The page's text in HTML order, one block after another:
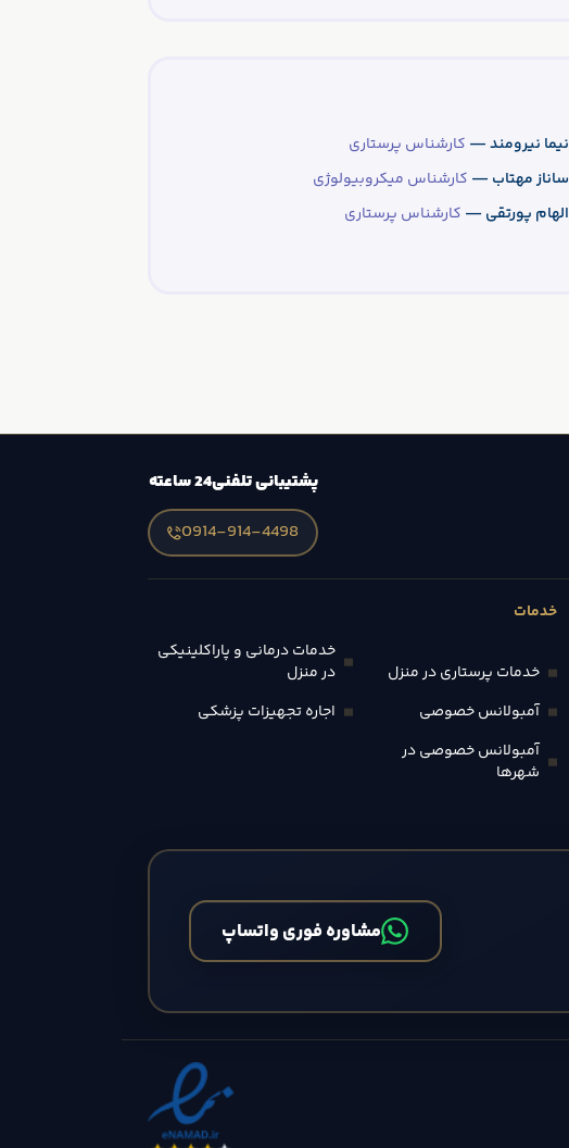
نیما نیرومند — کارشناس پرستاری
ساناز مهتاب — کارشناس میکروبیولوژی
الهام پورتقی — کارشناس پرستاری
پشتیبانی تلفنی24 ساعته
0914-914-4498
خدمات
خدمات پرستاری در منزل
خدمات درمانی و پاراکلینیکی
در منزل
آمبولانس خصوصی
اجاره تجهیزات پزشکی
آمبولانس خصوصی در
شهرها
مشاوره فوری واتساپ